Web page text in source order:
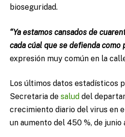
bioseguridad.
“Ya estamos cansados de
cada cúal que se defienda como
expresión muy común en la
Los últimos datos estadísticos
Secretaria de salud del
crecimiento diario del virus en
un aumento del 450 %, de junio